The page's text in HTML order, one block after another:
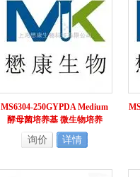
MS6304-250GYPDA Medium
酵母菌培养基 微生物培养
询价 详情